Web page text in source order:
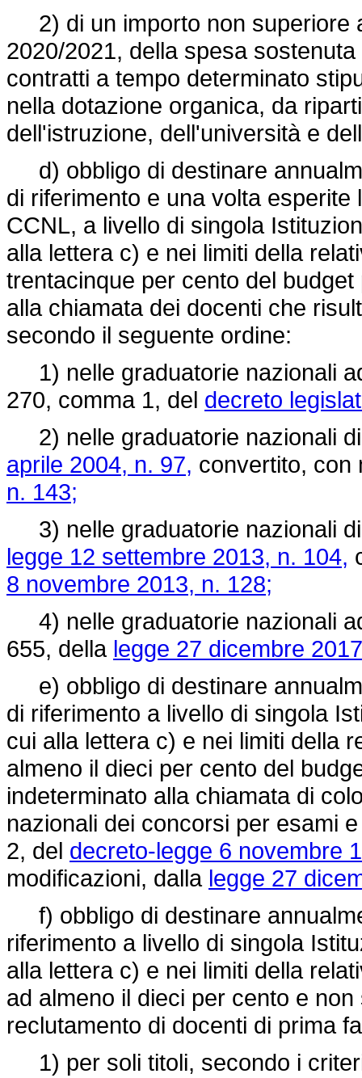
2) di un importo non superiore
2020/2021, della spesa
contratti a tempo determinato
nella dotazione organica, da
dell'istruzione, dell'università e
d) obbligo di destinare
di riferimento e una volta
CCNL, a livello di singola
alla lettera c) e nei limiti della
trentacinque per cento del
alla chiamata dei docenti che
secondo il seguente ordine:
1) nelle graduatorie nazionali
270, comma 1, del decreto
2) nelle graduatorie nazionali
aprile 2004, n. 97, convertito, con
n. 143;
3) nelle graduatorie nazionali
legge 12 settembre 2013, n. 104,
8 novembre 2013, n. 128;
4) nelle graduatorie nazionali
655, della legge 27 dicembre
e) obbligo di destinare
di riferimento a livello di singola
cui alla lettera c) e nei limiti della
almeno il dieci per cento del
indeterminato alla chiamata di
nazionali dei concorsi per esami
2, del decreto-legge 6 novembre
modificazioni, dalla legge 27
f) obbligo di destinare
riferimento a livello di singola
alla lettera c) e nei limiti della
ad almeno il dieci per cento e
reclutamento di docenti di prima
1) per soli titoli, secondo i